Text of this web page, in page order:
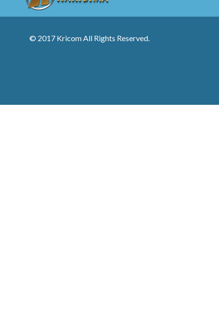
© 2017 Kricom All Rights Reserved.